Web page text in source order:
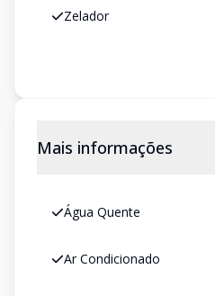
Zelador
Mais informações
Água Quente
Ar Condicionado